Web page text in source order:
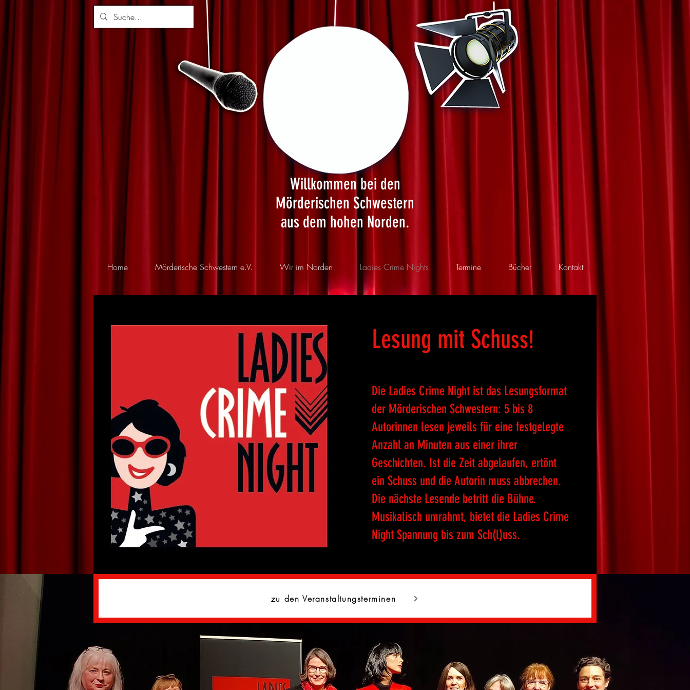
Willkommen bei den
Mörderischen Schwestern
aus dem hohen Norden.
Home Mörderische Schwestern e.V. Wir im Norden Ladies Crime Nights Termine Bücher Kontakt
Lesung mit Schuss!
Die Ladies Crime Night ist das Lesungsformat
der Mörderischen Schwestern: 5 bis 8
Autorinnen lesen jeweils für eine festgelegte
Anzahl an Minuten aus einer ihrer
Geschichten. Ist die Zeit abgelaufen, ertönt
ein Schuss und die Autorin muss abbrechen.
Die nächste Lesende betritt die Bühne.
Musikalisch umrahmt, bietet die Ladies Crime
Night Spannung bis zum Sch(l)uss.
zu den Veranstaltungsterminen